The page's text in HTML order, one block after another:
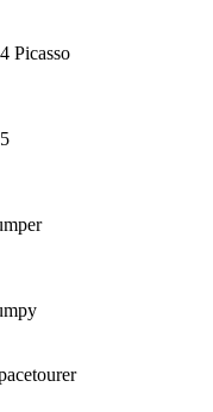
Picasso